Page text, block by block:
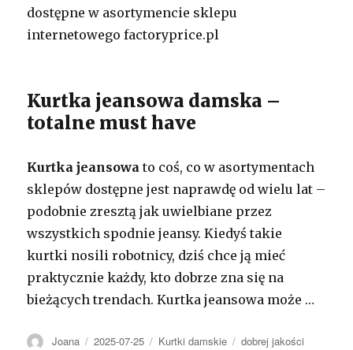
dostępne w asortymencie sklepu
internetowego factoryprice.pl
Kurtka jeansowa damska –
totalne must have
Kurtka jeansowa to coś, co w asortymentach
sklepów dostępne jest naprawdę od wielu lat –
podobnie zresztą jak uwielbiane przez
wszystkich spodnie jeansy. Kiedyś takie
kurtki nosili robotnicy, dziś chce ją mieć
praktycznie każdy, kto dobrze zna się na
bieżących trendach. Kurtka jeansowa może …
Autor
Joana Opublikowano
2025-07-25 Kategorie
Kurtki damskie Tagi
dobrej jakości